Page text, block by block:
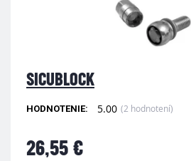
SICUBLOCK
HODNOTENIE: 5.00 (2 hodnotení)
26,55 €